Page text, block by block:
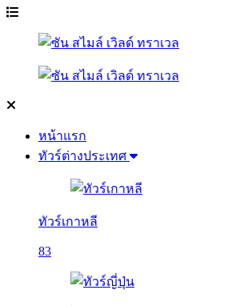
หน้าแรก
ทัวร์ต่างประเทศ
ทัวร์เกาหลี
83